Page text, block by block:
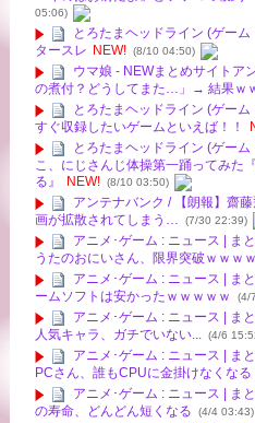
05:06)
とろたまヘッドライン (ゲー
タースレ NEW! (8/10 04:50)
ウマ娘 - NEWまとめサイトア
の煮付？どうしてまた…」→ 結果ｗ
とろたまヘッドライン (ゲー
すぐ収録したいゲームといえば！！
とろたまヘッドライン (ゲー
こ、にじさんじ体操第一踊ってみた
る』
NEW! (8/10 03:50)
アンテナバンク / 【朗報】齋
画が拡散されてしまう…
(7/30 22:39)
アニメ･ゲーム : ニュース | ま
うたのおにいさん、限界突破ｗｗｗ
アニメ･ゲーム : ニュース | ま
ームソフトは安かったｗｗｗｗｗ
(4/
アニメ･ゲーム : ニュース | ま
人気キャラ、ガチでいない... (4/6
アニメ･ゲーム : ニュース | ま
PCさん、誰もCPUに金掛けなくなる
アニメ･ゲーム : ニュース | ま
の寿命、どんどん短くなる
(4/4 03:43)